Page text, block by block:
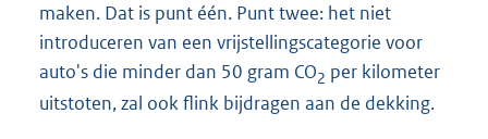
maken. Dat is punt één. Punt twee: het niet
introduceren van een vrijstellingscategorie voor
auto's die minder dan 50 gram CO2 per kilometer
uitstoten, zal ook flink bijdragen aan de dekking.